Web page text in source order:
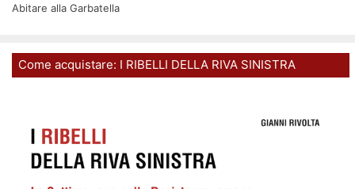
Abitare alla Garbatella
Come acquistare: I RIBELLI DELLA RIVA SINISTRA